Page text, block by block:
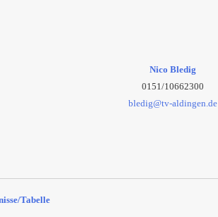
Nico Bledig
0151/10662300
bledig@tv-aldingen.de
Tabelle